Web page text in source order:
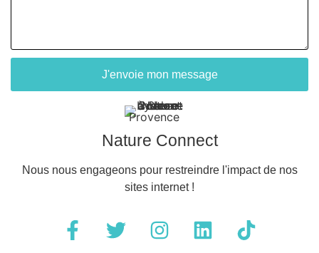
J'envoie mon message
Nature Connect
Nous nous engageons pour restreindre l'impact de nos
sites internet !